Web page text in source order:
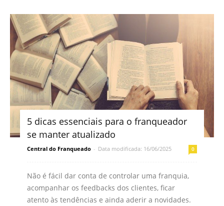
5 dicas essenciais para o franqueador
se manter atualizado
Central do Franqueado - Data modificada: 16/06/2025 0
Não é fácil dar conta de controlar uma franquia,
acompanhar os feedbacks dos clientes, ficar
atento às tendências e ainda aderir a novidades.